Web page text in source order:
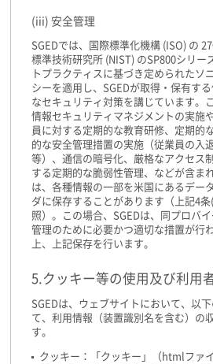
(iii) 安全管理
SGEDでは、国際標準化機構 (ISO) の
標準技術研究所 (NIST) のSP800シリー
トプラクティスに基づき定められたソ
シーを適用し、SGEDが取得・保有す
なセキュリティ対策を講じています。
情報セキュリティマネジメントの実施
員に対する定期的な教育研修、定期的
的な安全管理措置の実施（従業員の入
等）、通信の暗号化、厳格なアクセス
する定期的な脆弱性管理、などが含ま
は、各種情報の一部を米国にあるデー
ダに保存することがあります（上記4
照）。この場合、SGEDは、同プロバ
管理のために必要かつ適切な措置が行
上、上記保存を行います。
5.クッキー等の使用及び利用
SGEDは、ウェブサイトにおいて、以
て、利用情報（装置識別名を含む）の
す。
クッキー：「クッキー」（htmlファ